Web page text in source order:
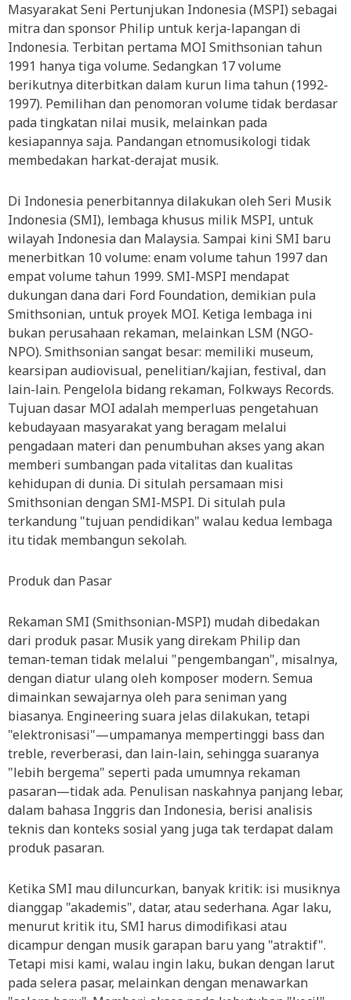
Masyarakat Seni Pertunjukan Indonesia (MSPI) sebagai
mitra dan sponsor Philip untuk kerja-lapangan di
Indonesia. Terbitan pertama MOI Smithsonian tahun
1991 hanya tiga volume. Sedangkan 17 volume
berikutnya diterbitkan dalam kurun lima tahun (1992-
1997). Pemilihan dan penomoran volume tidak berdasar
pada tingkatan nilai musik, melainkan pada
kesiapannya saja. Pandangan etnomusikologi tidak
membedakan harkat-derajat musik.
Di Indonesia penerbitannya dilakukan oleh Seri Musik
Indonesia (SMI), lembaga khusus milik MSPI, untuk
wilayah Indonesia dan Malaysia. Sampai kini SMI baru
menerbitkan 10 volume: enam volume tahun 1997 dan
empat volume tahun 1999. SMI-MSPI mendapat
dukungan dana dari Ford Foundation, demikian pula
Smithsonian, untuk proyek MOI. Ketiga lembaga ini
bukan perusahaan rekaman, melainkan LSM (NGO-
NPO). Smithsonian sangat besar: memiliki museum,
kearsipan audiovisual, penelitian/kajian, festival, dan
lain-lain. Pengelola bidang rekaman, Folkways Records.
Tujuan dasar MOI adalah memperluas pengetahuan
kebudayaan masyarakat yang beragam melalui
pengadaan materi dan penumbuhan akses yang akan
memberi sumbangan pada vitalitas dan kualitas
kehidupan di dunia. Di situlah persamaan misi
Smithsonian dengan SMI-MSPI. Di situlah pula
terkandung "tujuan pendidikan" walau kedua lembaga
itu tidak membangun sekolah.
Produk dan Pasar
Rekaman SMI (Smithsonian-MSPI) mudah dibedakan
dari produk pasar. Musik yang direkam Philip dan
teman-teman tidak melalui "pengembangan", misalnya,
dengan diatur ulang oleh komposer modern. Semua
dimainkan sewajarnya oleh para seniman yang
biasanya. Engineering suara jelas dilakukan, tetapi
"elektronisasi"—umpamanya mempertinggi bass dan
treble, reverberasi, dan lain-lain, sehingga suaranya
"lebih bergema" seperti pada umumnya rekaman
pasaran—tidak ada. Penulisan naskahnya panjang lebar,
dalam bahasa Inggris dan Indonesia, berisi analisis
teknis dan konteks sosial yang juga tak terdapat dalam
produk pasaran.
Ketika SMI mau diluncurkan, banyak kritik: isi musiknya
dianggap "akademis", datar, atau sederhana. Agar laku,
menurut kritik itu, SMI harus dimodifikasi atau
dicampur dengan musik garapan baru yang "atraktif".
Tetapi misi kami, walau ingin laku, bukan dengan larut
pada selera pasar, melainkan dengan menawarkan